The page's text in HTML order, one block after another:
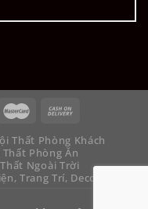
Thất Phòng Khách
Thất Phòng Ăn
Ngoài Trời
Trang Trí, Decor